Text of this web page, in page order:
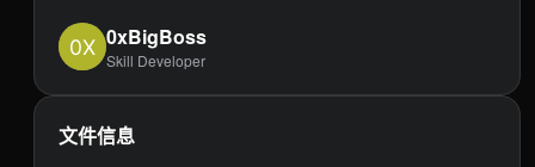
0xBigBoss
Skill Developer
文件信息